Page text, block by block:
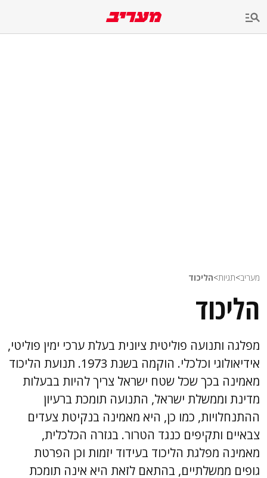
מעריב>תגיות>הליכוד
הליכוד
מפלגה ותנועה פוליטית ציונית בעלת ערכי ימין פוליטי,
אידיאולוגי וכלכלי. הוקמה בשנת 1973. תנועת הליכוד
מאמינה בכך שכל שטח ישראל צריך להיות בבעלות
מדינת וממשלת ישראל, התנועה תומכת ברעיון
ההתנחלויות, כמו כן, היא מאמינה בנקיטת צעדים
צבאיים ותקיפים כנגד הטרור. בגזרה הכלכלית,
מאמינה מפלגת הליכוד בעידוד יזמות וכן הפרטת
גופים ממשלתיים, בהתאם לזאת היא אינה תומכת